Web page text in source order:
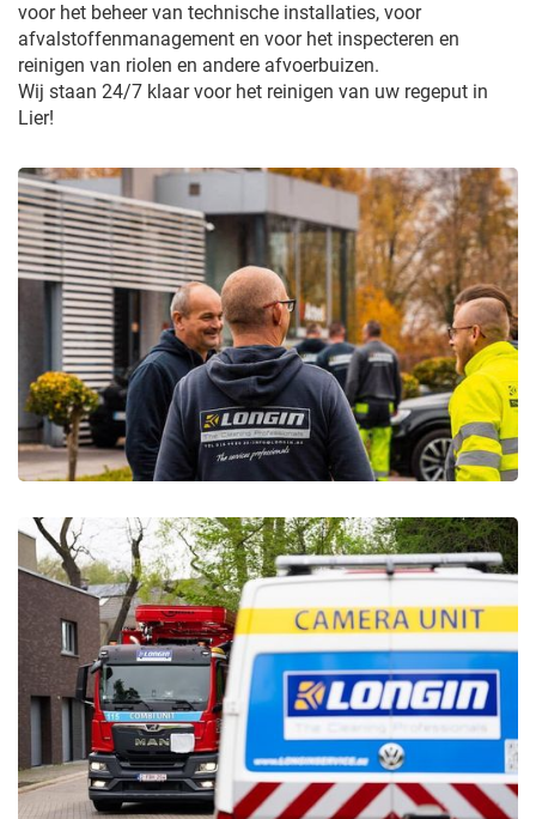
voor het beheer van technische installaties, voor
afvalstoffenmanagement en voor het inspecteren en
reinigen van riolen en andere afvoerbuizen.
Wij staan 24/7 klaar voor het reinigen van uw regeput in
Lier!